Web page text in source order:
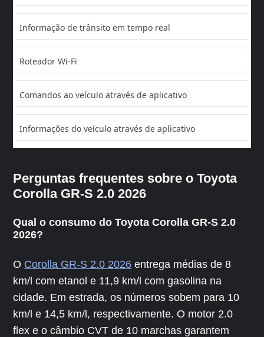
Informação de trânsito em tempo real
Roteador Wi-Fi
Comandos ao veículo através de aplicativo
Informações do veículo através de aplicativo
Perguntas frequentes sobre o Toyota
Corolla GR-S 2.0 2026
Qual o consumo do Toyota Corolla GR-S 2.0
2026?
O Corolla GR-S 2.0 2026 entrega médias de 8
km/l com etanol e 11,9 km/l com gasolina na
cidade. Em estrada, os números sobem para 10
km/l e 14,5 km/l, respectivamente. O motor 2.0
flex e o câmbio CVT de 10 marchas garantem